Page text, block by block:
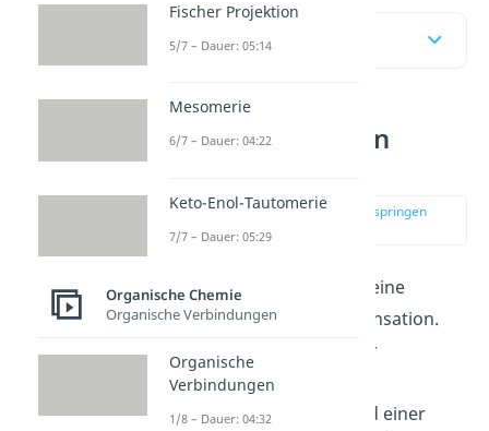
Inhaltsübersicht
Mannich Reaktion
zur Stelle im Video springen
(00:10)
Die Mannich Reaktion ist eine
Dreikomponenten-Kondensation.
Bei der Reaktion von einer
Aminokomponente, einer
Carbonylkomponente und einer
Fischer Projektion
5/7 – Dauer: 05:14
Mesomerie
6/7 – Dauer: 04:22
Keto-Enol-Tautomerie
7/7 – Dauer: 05:29
Organische Chemie
Organische Verbindungen
Organische
Verbindungen
1/8 – Dauer: 04:32